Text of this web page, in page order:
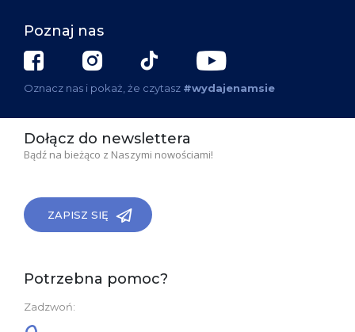
Poznaj nas
Oznacz nas i pokaż, że czytasz #wydajenamsie
Dołącz do newslettera
Bądź na bieżąco z Naszymi nowościami!
ZAPISZ SIĘ
Potrzebna pomoc?
Zadzwoń: